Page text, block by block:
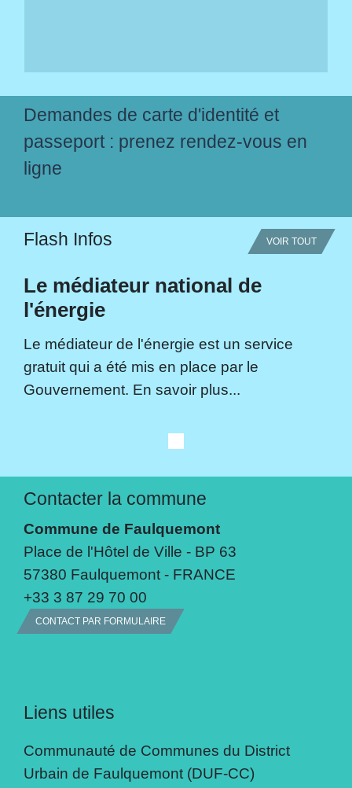
Demandes de carte d'identité et
passeport : prenez rendez-vous en
ligne
Flash Infos VOIR TOUT
Le médiateur national de
l'énergie
Le médiateur de l'énergie est un service
gratuit qui a été mis en place par le
Gouvernement. En savoir plus...
Contacter la commune
Commune de Faulquemont
Place de l'Hôtel de Ville - BP 63
57380 Faulquemont - FRANCE
+33 3 87 29 70 00
CONTACT PAR FORMULAIRE
Liens utiles
Communauté de Communes du District
Urbain de Faulquemont (DUF-CC)